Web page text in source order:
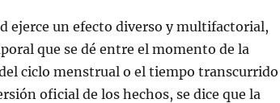
ejerce un efecto diverso y multifactorial,
que se dé entre el momento de la
ciclo menstrual o el tiempo transcurrido
oficial de los hechos, se dice que la